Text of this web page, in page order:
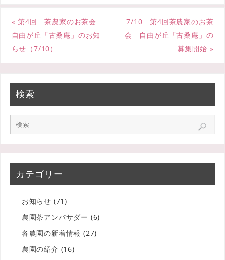
o
o
k
e
r
« 第4回 茶農家のお茶会
自由が丘「古桑庵」のお知
らせ（7/10）
7/10 第4回茶農家のお茶
会 自由が丘「古桑庵」の
募集開始 »
検索
カテゴリー
お知らせ (71)
農園茶アンバサダー (6)
各農園の新着情報 (27)
農園の紹介 (16)